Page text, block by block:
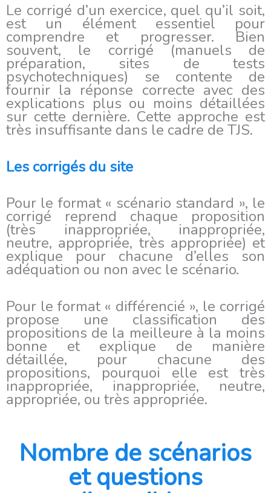
Le corrigé d’un exercice, quel qu’il soit,
est un élément essentiel pour
comprendre et progresser. Bien
souvent, le corrigé (manuels de
préparation, sites de tests
psychotechniques) se contente de
fournir la réponse correcte avec des
explications plus ou moins détaillées
sur cette dernière. Cette approche est
très insuffisante dans le cadre de TJS.
Les corrigés du site
Pour le format « scénario standard », le
corrigé reprend chaque proposition
(très inappropriée, inappropriée,
neutre, appropriée, très appropriée) et
explique pour chacune d’elles son
adéquation ou non avec le scénario.
Pour le format « différencié », le corrigé
propose une classification des
propositions de la meilleure à la moins
bonne et explique de manière
détaillée, pour chacune des
propositions, pourquoi elle est très
inappropriée, inappropriée, neutre,
appropriée, ou très appropriée.
Nombre de scénarios
et questions